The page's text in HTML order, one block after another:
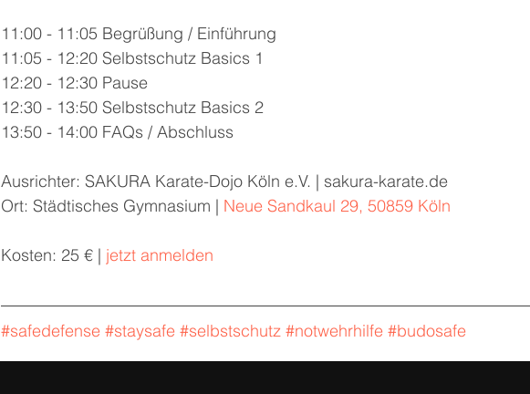
11:00 - 11:05 Begrüßung / Einführung
11:05 - 12:20 Selbstschutz Basics 1
12:20 - 12:30 Pause
12:30 - 13:50 Selbstschutz Basics 2
13:50 - 14:00 FAQs / Abschluss
Ausrichter: SAKURA Karate-Dojo Köln e.V. | sakura-karate.de
Ort: Städtisches Gymnasium | Neue Sandkaul 29, 50859 Köln
Kosten: 25 € | jetzt anmelden
#safedefense #staysafe #selbstschutz #notwehrhilfe #budosafe